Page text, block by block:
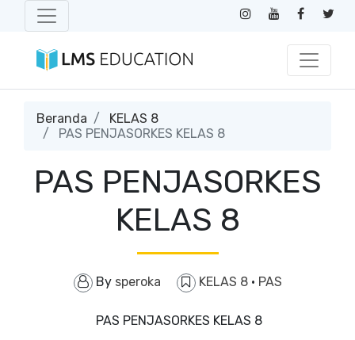
Beranda
KELAS 8
PAS PENJASORKES KELAS 8
PAS PENJASORKES
KELAS 8
By speroka KELAS 8 · PAS
PAS PENJASORKES KELAS 8